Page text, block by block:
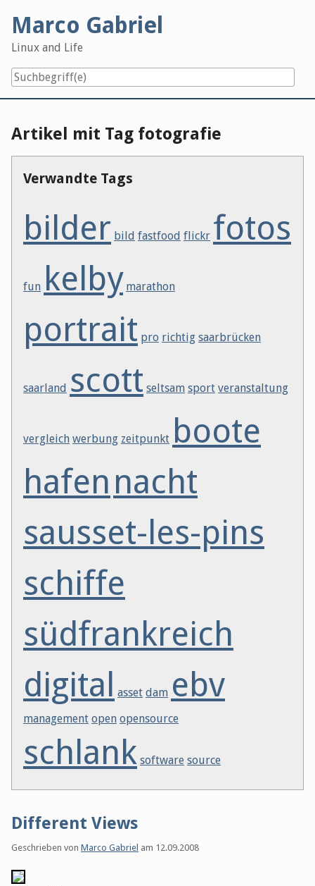
content
Marco Gabriel
Linux and Life
Artikel mit Tag fotografie
Verwandte Tags
bilder bild fastfood flickr fotos
fun kelby marathon
portrait pro richtig saarbrücken
saarland scott seltsam sport veranstaltung
vergleich werbung zeitpunkt boote
hafennacht
sausset-les-pins
schiffe
südfrankreich
digital asset dam ebv
management open opensource
schlank software source
Different Views
Geschrieben von Marco Gabriel am 12.09.2008